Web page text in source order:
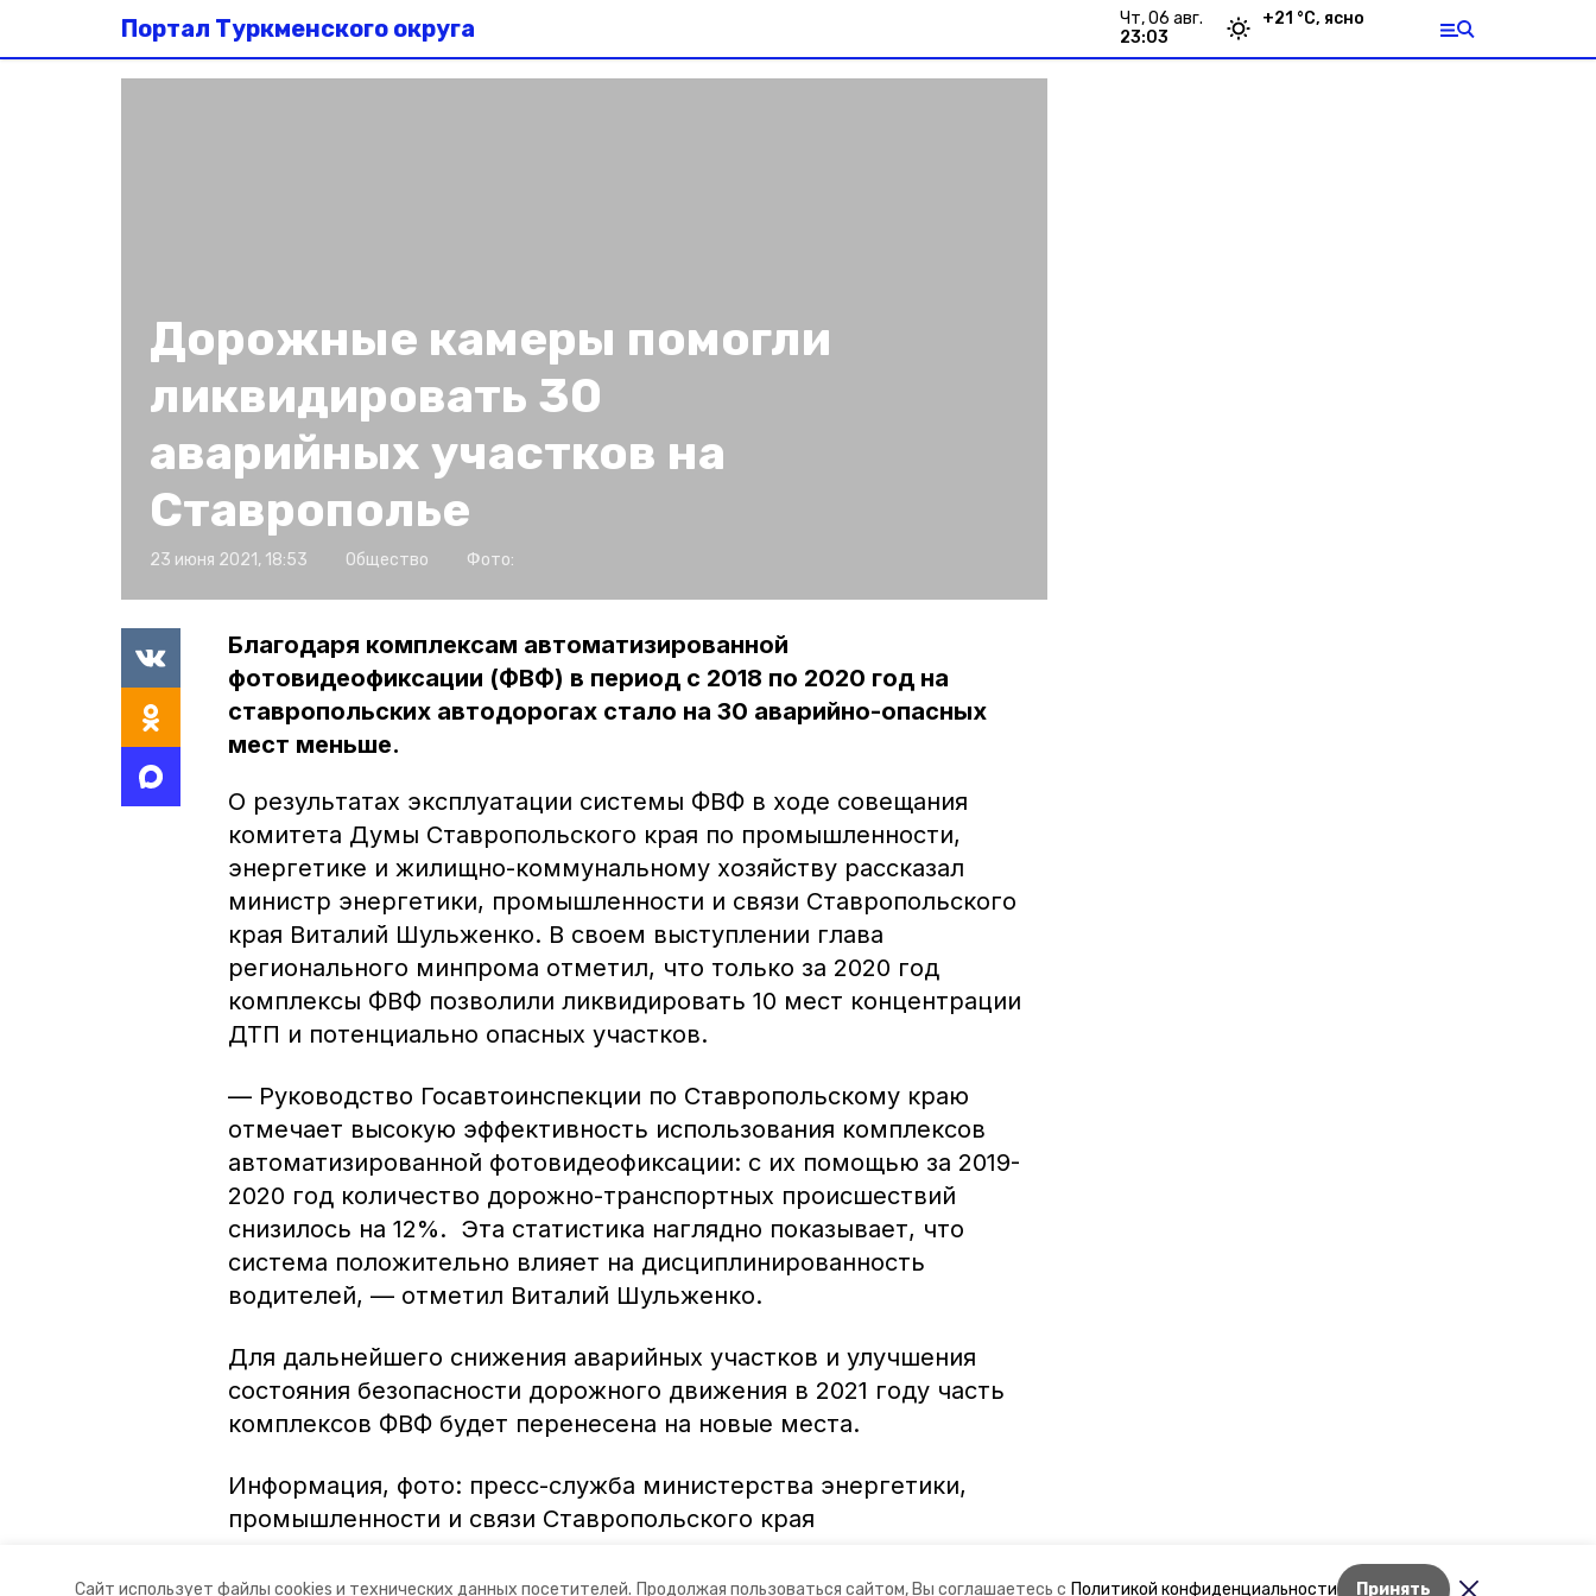
Сайт использует файлы cookies и технических данных посетителей. Продолжая пользоваться сайтом, Вы соглашаетесь с Политикой конфиденциальности Принять
Портал Туркменского округа
чт, 06 авг.
23:03
+21 °С, ясно
Лента новостей
Дорожные камеры помогли
ликвидировать 30
аварийных участков на
Ставрополье
23 июня 2021, 18:53 Общество Фото:
Благодаря комплексам автоматизированной
фотовидеофиксации (ФВФ) в период с 2018 по 2020 год на
ставропольских автодорогах стало на 30 аварийно-опасных
мест меньше.
О результатах эксплуатации системы ФВФ в ходе совещания
комитета Думы Ставропольского края по промышленности,
энергетике и жилищно-коммунальному хозяйству рассказал
министр энергетики, промышленности и связи Ставропольского
края Виталий Шульженко. В своем выступлении глава
регионального минпрома отметил, что только за 2020 год
комплексы ФВФ позволили ликвидировать 10 мест концентрации
ДТП и потенциально опасных участков.
— Руководство Госавтоинспекции по Ставропольскому краю
отмечает высокую эффективность использования комплексов
автоматизированной фотовидеофиксации: с их помощью за 2019-
2020 год количество дорожно-транспортных происшествий
снизилось на 12%. Эта статистика наглядно показывает, что
система положительно влияет на дисциплинированность
водителей, — отметил Виталий Шульженко.
Для дальнейшего снижения аварийных участков и улучшения
состояния безопасности дорожного движения в 2021 году часть
комплексов ФВФ будет перенесена на новые места.
Информация, фото: пресс-служба министерства энергетики,
промышленности и связи Ставропольского края